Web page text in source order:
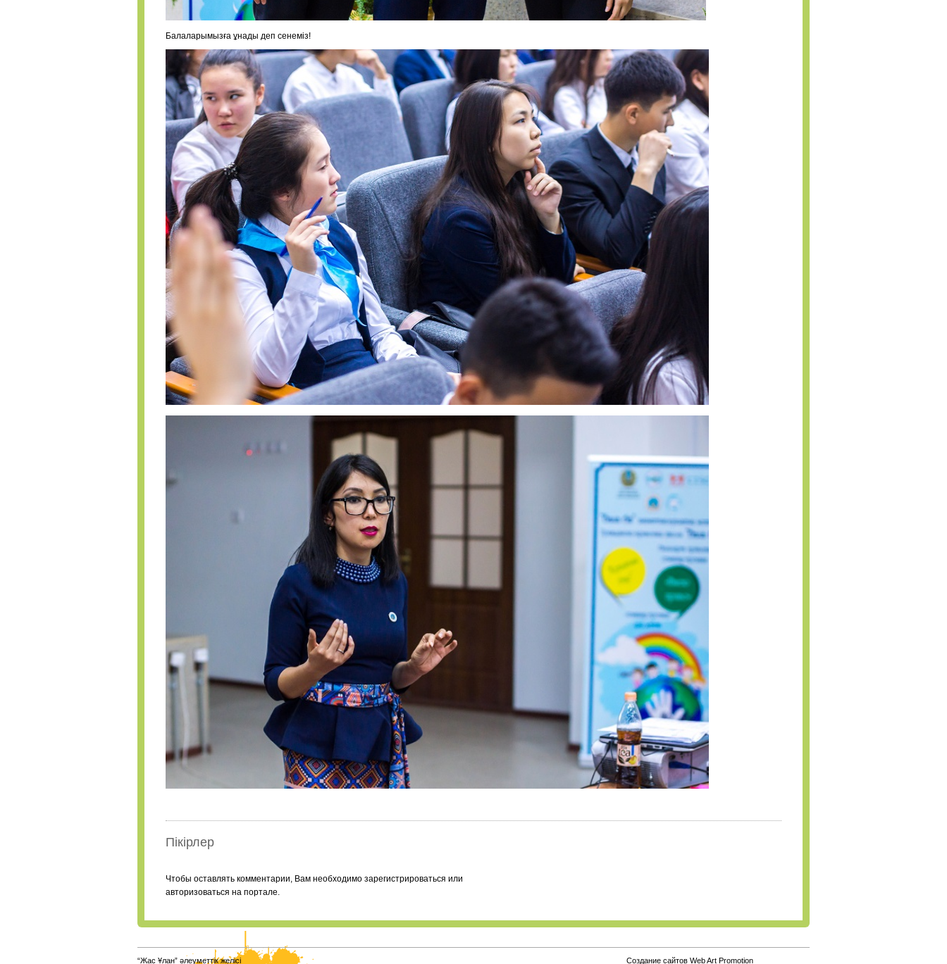
Балаларымызға ұнады деп сенеміз!
Пікірлер
Чтобы оставлять комментарии, Вам необходимо зарегистрироваться или
авторизоваться на портале.
“Жас Ұлан” әлеуметтік желісі Создание сайтов Web Art Promotion